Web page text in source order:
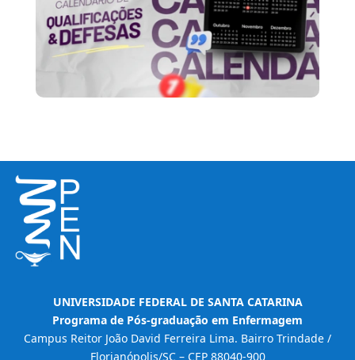
UNIVERSIDADE FEDERAL DE SANTA CATARINA
Programa de Pós-graduação em Enfermagem
Campus Reitor João David Ferreira Lima. Bairro Trindade /
Florianópolis/SC – CEP 88040-900